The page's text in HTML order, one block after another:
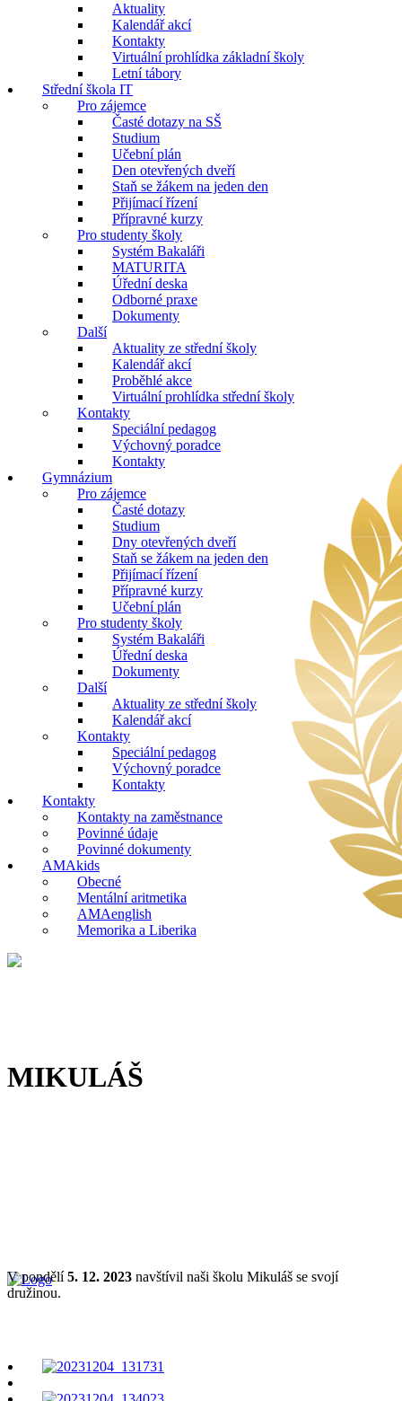
Aktuality
Kalendář akcí
Kontakty
Virtuální prohlídka základní školy
Letní tábory
Střední škola IT
Pro zájemce
Časté dotazy na SŠ
Studium
Učební plán
Den otevřených dveří
Staň se žákem na jeden den
Přijímací řízení
Přípravné kurzy
Pro studenty školy
Systém Bakaláři
MATURITA
Úřední deska
Odborné praxe
Dokumenty
Další
Aktuality ze střední školy
Kalendář akcí
Proběhlé akce
Virtuální prohlídka střední školy
Kontakty
Speciální pedagog
Výchovný poradce
Kontakty
Gymnázium
Pro zájemce
Časté dotazy
Studium
Dny otevřených dveří
Staň se žákem na jeden den
Přijímací řízení
Přípravné kurzy
Učební plán
Pro studenty školy
Systém Bakaláři
Úřední deska
Dokumenty
Další
Aktuality ze střední školy
Kalendář akcí
Kontakty
Speciální pedagog
Výchovný poradce
Kontakty
Kontakty
Kontakty na zaměstnance
Povinné údaje
Povinné dokumenty
AMAkids
Obecné
Mentální aritmetika
AMAenglish
Memorika a Liberika
MIKULÁŠ
V pondělí5. 12. 2023 navštívil naši školu Mikuláš se svojí
družinou.